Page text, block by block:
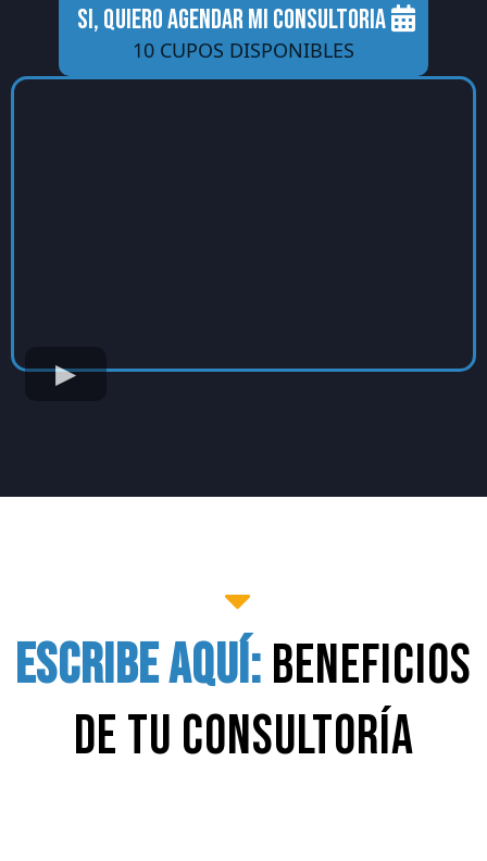
10 CUPOS DISPONIBLES
escribe aquí: beneficios
de tu consultoría